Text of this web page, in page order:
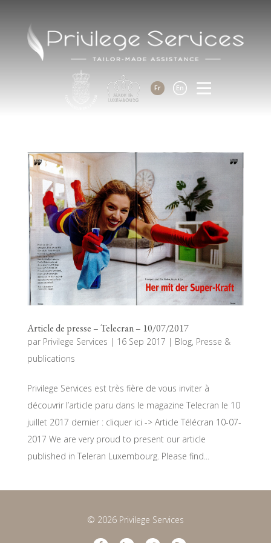
Fr En
Article de presse – Telecran – 10/07/2017
par Privilege Services | 16 Sep 2017 | Blog, Presse &
publications
Privilege Services est très fière de vous inviter à
découvrir l’article paru dans le magazine Telecran le 10
juillet 2017 dernier : cliquer ici -> Article Télécran 10-07-
2017 We are very proud to present our article
published in Teleran Luxembourg. Please find...
© 2026 Privilege Services